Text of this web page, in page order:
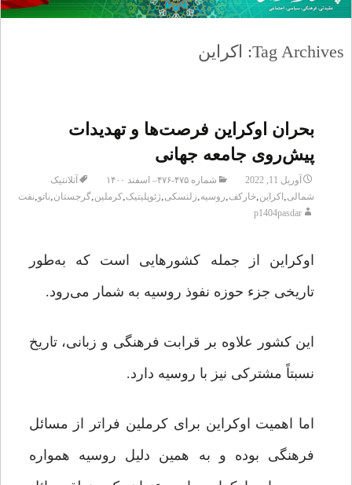
Tag Archives: اکراین
بحران اوکراین فرصت‌ها و تهدیدات
پیش‌روی جامعه جهانی
آوریل 11, 2022 شماره ۴۷۵-۴۷۶– اسفند ۱۴۰۰
آتلانتیک
شمالی, اکراین,خارکف,روسیه,زلنسکی,ژئوپلیتیک,کرملین,گرجستان,ناتو,نفت
p1404pasdar
اوکراین از جمله کشورهایی است که به‌طور
تاریخی جزء حوزه نفوذ روسیه به شمار می‌رود.
این کشور علاوه بر قرابت فرهنگی و زبانی، تاریخ
نسبتاً مشترکی نیز با روسیه دارد.
اما اهمیت اوکراین برای کرملین فراتر از مسائل
فرهنگی بوده و به همین دلیل روسیه همواره